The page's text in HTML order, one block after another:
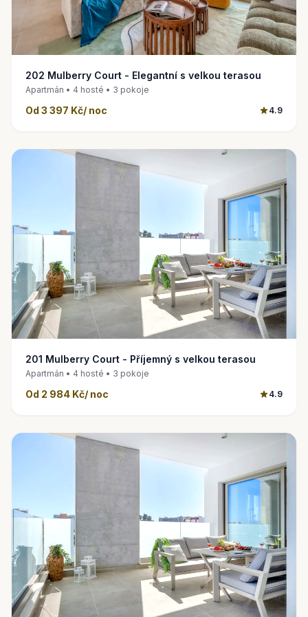
202 Mulberry Court - Elegantní s velkou terasou
Apartmán • 4 hosté • 3 pokoje
Od 3 397 Kč/ noc 4.9
201 Mulberry Court - Příjemný s velkou terasou
Apartmán • 4 hosté • 3 pokoje
Od 2 984 Kč/ noc 4.9